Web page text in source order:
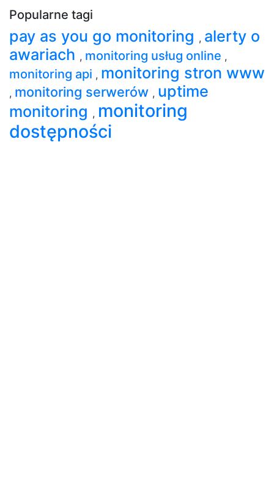
Popularne tagi
pay as you go monitoring , alerty o
awariach , monitoring usług online ,
monitoring api , monitoring stron www
, monitoring serwerów , uptime
monitoring , monitoring
dostępności